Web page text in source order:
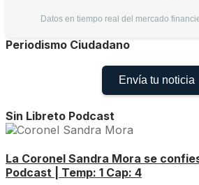
Datos en tiempo real del mercado
Periodismo Ciudadano
Envía tu noticia
Sin Libreto Podcast
La Coronel Sandra Mora se
Podcast | Temp: 1 Cap: 4